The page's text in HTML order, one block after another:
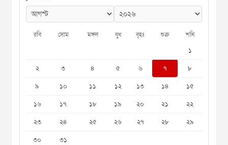
রবি সোম মঙ্গল বুধ বৃহঃ শুক্র শনি
১
২
৩ ৪ ৫ ৬ ৭
৮
৯
১০ ১১ ১২ ১৩ ১৪
১৫
১৬
১৭ ১৮ ১৯ ২০ ২১
২২
২৩
২৪ ২৫ ২৬ ২৭ ২৮
২৯
৩০
৩১